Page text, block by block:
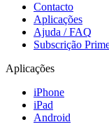
Contacto
Aplicações
Ajuda / FAQ
Subscrição
Aplicações
iPhone
iPad
Android